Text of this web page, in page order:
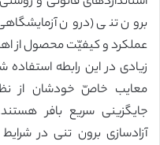
برون تنی (درون
عملکرد و کیفیّت محصول از
زیادی در این رابطه استفاده
معایب خاصّ خودشان از
جایگزینی سریع بافر
آزادسازی برون تنی در